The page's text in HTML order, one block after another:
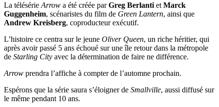
La télésérie Arrow a été créée parGreg Berlanti et Marck
Guggenheim, scénaristes du film de Green Lantern, ainsi que
Andrew Kreisberg, coproducteur exécutif.
L’histoire ce centra sur le jeune Oliver Queen, un riche héritier, qui
après avoir passé 5 ans échoué sur une île retour dans la métropole
de Starling City avec la détermination de faire ne différence.
Arrow prendra l’affiche à compter de l’automne prochain.
Espérons que la série saura s’éloigner de Smallville, aussi diffusé sur
le même pendant 10 ans.